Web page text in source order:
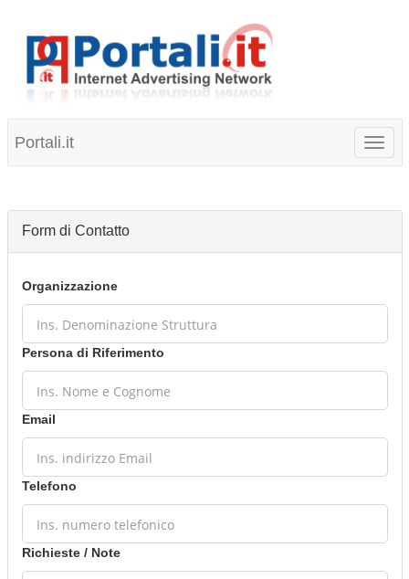
Portali.it
Form di Contatto
Organizzazione
Persona di Riferimento
Email
Telefono
Richieste / Note